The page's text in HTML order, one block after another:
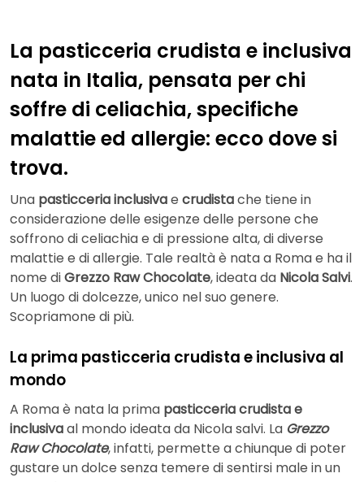
La pasticceria crudista e inclusiva
nata in Italia, pensata per chi
soffre di celiachia, specifiche
malattie ed allergie: ecco dove si
trova.
Una pasticceria inclusivae crudistache tiene in
considerazione delle esigenze delle persone che
soffrono di celiachia e di pressione alta, di diverse
malattie e di allergie. Tale realtà è nata a Roma e ha il
nome diGrezzo Raw Chocolate, ideata da Nicola Salvi.
Un luogo di dolcezze, unico nel suo genere.
Scopriamone di più.
La prima pasticceria crudista e inclusiva al
mondo
A Roma è nata la prima pasticceria crudista e
inclusivaal mondo ideata da Nicola salvi. La Grezzo
Raw Chocolate, infatti, permette a chiunque di poter
gustare un dolce senza temere di sentirsi male in un